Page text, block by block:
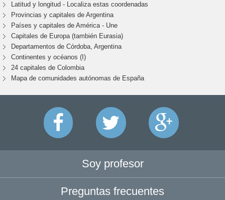
Latitud y longitud - Localiza estas coordenadas
Provincias y capitales de Argentina
Países y capitales de América - Une
Capitales de Europa (también Eurasia)
Departamentos de Córdoba, Argentina
Continentes y océanos (I)
24 capitales de Colombia
Mapa de comunidades autónomas de España
Soy profesor
Preguntas frecuentes